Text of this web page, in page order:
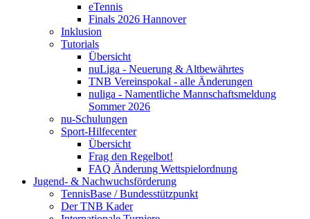
eTennis
Finals 2026 Hannover
Inklusion
Tutorials
Übersicht
nuLiga - Neuerung & Altbewährtes
TNB Vereinspokal - alle Änderungen
nuliga - Namentliche Mannschaftsmeldung
Sommer 2026
nu-Schulungen
Sport-Hilfecenter
Übersicht
Frag den Regelbot!
FAQ Änderung Wettspielordnung
Jugend- & Nachwuchsförderung
TennisBase / Bundesstützpunkt
Der TNB Kader